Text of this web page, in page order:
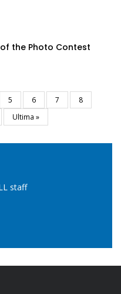
the Photo Contest
Page
5 Page
6 Page
7 Page
8
Last
page
Ultima »
staff